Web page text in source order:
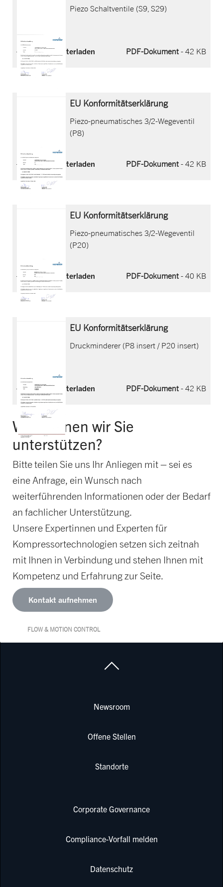
Piezo Schaltventile (S9, S29)
Jetzt herunterladen PDF-Dokument- 42 KB
EU Konformitätserklärung
Piezo-pneumatisches 3/2-Wegeventil
(P8)
Jetzt herunterladen PDF-Dokument- 42 KB
EU Konformitätserklärung
Piezo-pneumatisches 3/2-Wegeventil
(P20)
Jetzt herunterladen PDF-Dokument- 40 KB
EU Konformitätserklärung
Druckminderer (P8 insert / P20 insert)
Jetzt herunterladen PDF-Dokument- 42 KB
Wie können wir Sie
unterstützen?
Bitte teilen Sie uns Ihr Anliegen mit – sei es
eine Anfrage, ein Wunsch nach
weiterführenden Informationen oder der Bedarf
an fachlicher Unterstützung.
Unsere Expertinnen und Experten für
Kompressortechnologien setzen sich zeitnah
mit Ihnen in Verbindung und stehen Ihnen mit
Kompetenz und Erfahrung zur Seite.
Kontakt aufnehmen
FLOW & MOTION CONTROL
Newsroom
Offene Stellen
Standorte
Corporate Governance
Compliance-Vorfall melden
Datenschutz